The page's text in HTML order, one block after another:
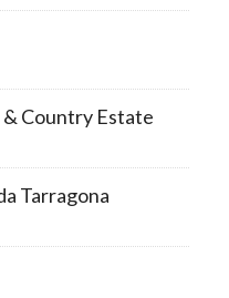
Country Estate
Tarragona